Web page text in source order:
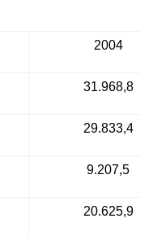
2004
31.968,8
29.833,4
9.207,5
20.625,9